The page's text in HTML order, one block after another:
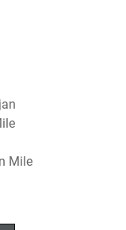
Mile